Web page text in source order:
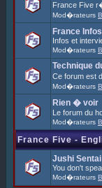
France Five
Mod�rateurs
France Infos
Infos et
Mod�rateurs
Technique
Ce forum est
Mod�rateurs
Rien � voir
Le forum du
Mod�rateurs
France Five -
Jushi
You don't
Mod�rateurs